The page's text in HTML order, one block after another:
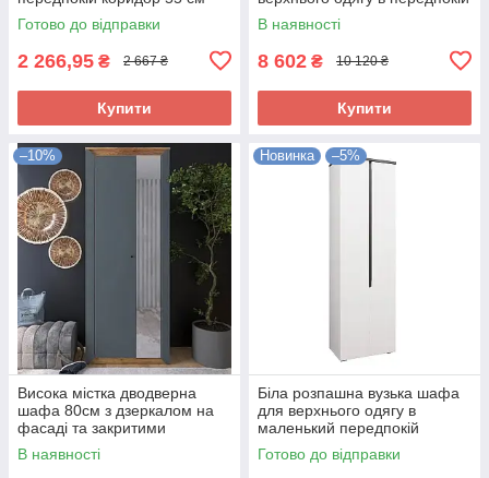
Оріон Мебель Сервіс
Готово до відправки
2 266,95 ₴ 2 667 ₴
Купити
коридор ЛДСП Мортіз
Мебель Сервіс
В наявності
8 602 ₴ 10 120 ₴
Купити
–10%
Висока містка дводверна
шафа 80см з дзеркалом на
фасаді та закритими
полицями для речей одягу у
передпокій спальню Еверест
В наявності
Новинка –5%
Біла розпашна вузька шафа
для верхнього одягу в
маленький передпокій
коридор 60 см Джордан
Сокме
Готово до відправки